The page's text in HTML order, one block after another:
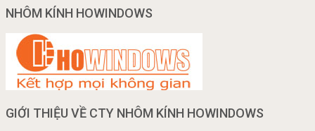
NHÔM KÍNH HOWINDOWS
GIỚI THIỆU VỀ CTY NHÔM KÍNH HOWINDOWS